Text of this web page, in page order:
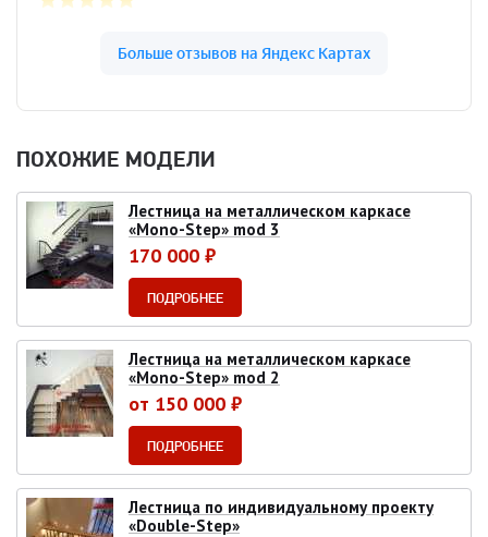
ПОХОЖИЕ МОДЕЛИ
Лестница на металлическом каркасе
«Mono-Step» mod 3
170 000 ₽
ПОДРОБНЕЕ
Лестница на металлическом каркасе
«Mono-Step» mod 2
от 150 000 ₽
ПОДРОБНЕЕ
Лестница по индивидуальному проекту
«Double-Step»